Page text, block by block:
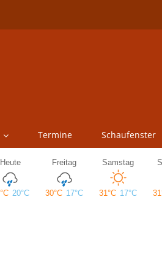
Termine Schaufenster